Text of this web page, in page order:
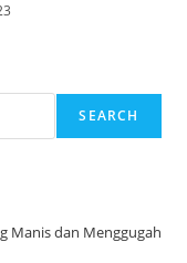
SEARCH
Manis dan Menggugah